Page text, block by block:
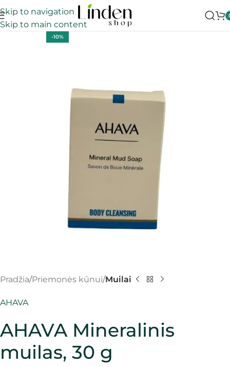
Skip to navigation
Skip to main content
-10%
Pradžia Priemonės kūnui Muilai
AHAVA
AHAVA Mineralinis
muilas, 30 g